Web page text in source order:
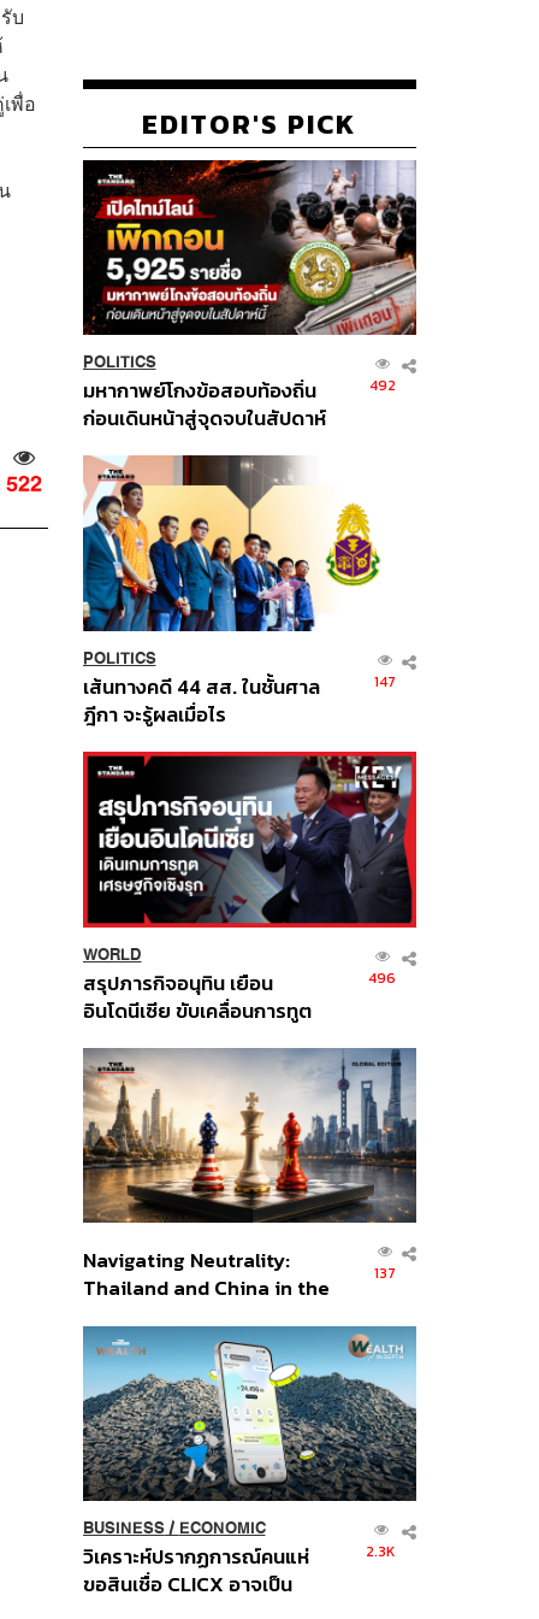
บ
พื่อ
522
EDITOR'S PICK
POLITICS
มหากาพย์โกงข้อสอบท้องถิ่น
ก่อนเดินหน้าสู่จุดจบในสัปดาห์
492
POLITICS
เส้นทางคดี 44 สส. ในชั้นศาล
ฎีกา จะรู้ผลเมื่อไร
147
WORLD
สรุปภารกิจอนุทิน เยือน
อินโดนีเซีย ขับเคลื่อนการทูต
ส่วนยุทธศาสตร์ไทย –
อินโดนีเซีย
496
Navigating Neutrality:
Thailand and China in the
Order
137
BUSINESS/ ECONOMIC
วิเคราะห์ปรากฏการณ์คนแห่
ขอสินเชื่อ CLICX อาจเป็น
2.3K